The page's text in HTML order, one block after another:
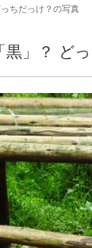
ちだっけ？の写真
黒」？ ど